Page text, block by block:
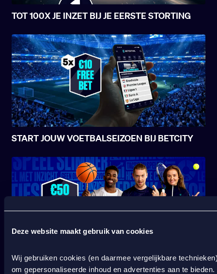
Deze website maakt gebruik van cookies
Wij gebruiken cookies (en daarmee vergelijkbare
om gepersonaliseerde inhoud en advertenties aan te
TOT 100X JE INZET BIJ JE EERSTE STORTING
START JOUW VOETBALSEIZOEN BIJ BETCITY
SPORT WELKOMSTBONUS